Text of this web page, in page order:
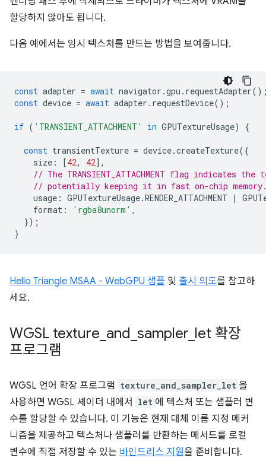
할당하지 않아도 됩니다.
다음 예에서는 임시 텍스처를 만드는 방법을 보여줍니다.
const adapter = await navigator .gpu . requestAdapter
const device = await adapter . requestDevice();
if ( 'TRANSIENT_ATTACHMENT' in GPUTextureUsage) {
const transientTexture = device.createTexture({
size : [42, 42],
// The TRANSIENT_ATTACHMENT flag indicates
// potentially keeping it in fast on-chip
usage : GPUTextureUsage.RENDER_ATTACHMENT |
format : 'rgba8unorm' ,
});
}
Hello Triangle MSAA - WebGPU 샘플 및 출시 의도를 참고하
세요.
WGSL texture and sampler let 확장
프로그램
WGSL 언어 확장 프로그램 texture_and_sampler_let 을
사용하면 WGSL 셰이더 내에서
let 에 텍스처 또는 샘플러 변
수를 할당할 수 있습니다. 이 기능은 현재 대체 이름 지정 메커
니즘을 제공하고 텍스처나 샘플러를 반환하는 메서드를 로컬
변수에 직접 저장할 수 있는 바인드리스 지원을 준비합니다.